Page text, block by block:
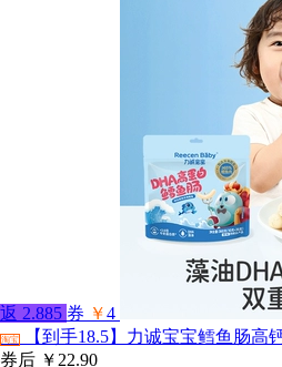
返 2.885 券 ￥4
淘宝
【到手18.5】力诚宝宝鳕鱼肠高
券后 ￥22.90